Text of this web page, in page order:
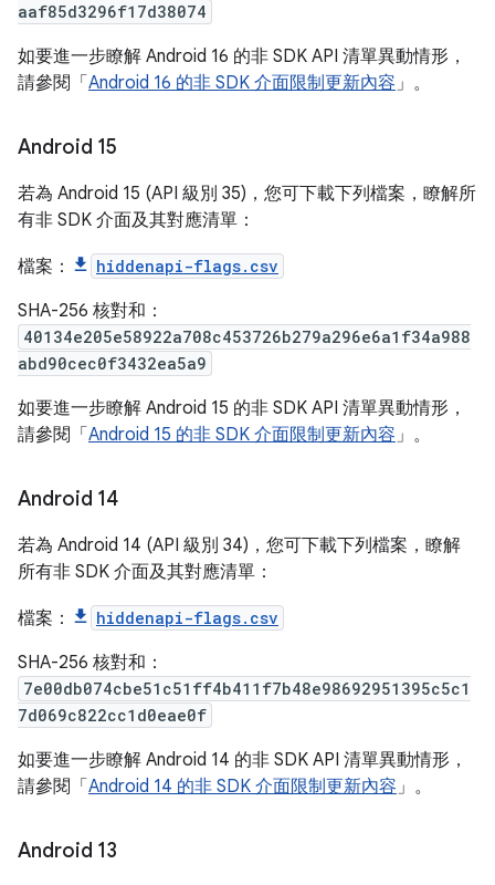
aaf85d3296f17d38074
如要進一步瞭解 Android 16 的非 SDK API 清單異動情形，
請參閱「 Android 16 的非 SDK 介面限制更新內容」。
Android 15
若為 Android 15 (API 級別 35)，您可下載下列檔案，瞭解所
有非 SDK 介面及其對應清單：
檔案： hiddenapi-flags.csv
SHA-256 核對和：
40134e205e58922a708c453726b279a296e6a1f34a988
abd90cec0f3432ea5a9
如要進一步瞭解 Android 15 的非 SDK API 清單異動情形，
請參閱「 Android 15 的非 SDK 介面限制更新內容」。
Android 14
若為 Android 14 (API 級別 34)，您可下載下列檔案，瞭解
所有非 SDK 介面及其對應清單：
檔案： hiddenapi-flags.csv
SHA-256 核對和：
7e00db074cbe51c51ff4b411f7b48e98692951395c5c1
7d069c822cc1d0eae0f
如要進一步瞭解 Android 14 的非 SDK API 清單異動情形，
請參閱「 Android 14 的非 SDK 介面限制更新內容」。
Android 13